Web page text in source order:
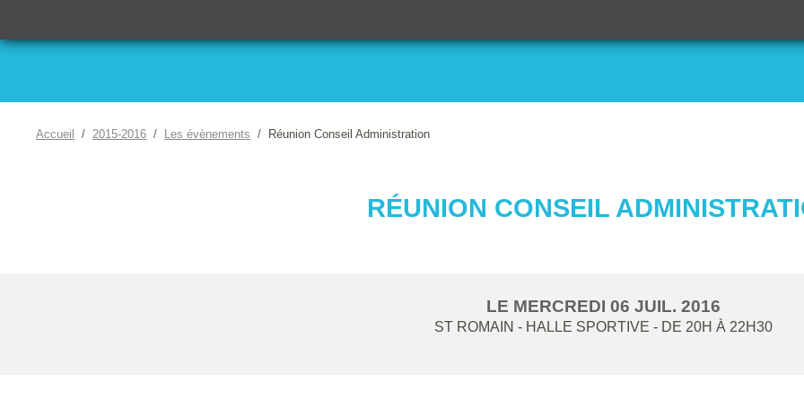
Accueil 2015-2016 Les évènements Réunion Conseil Administration
RÉUNION CONSEIL
LE MERCREDI 06 JUIL. 2016
ST ROMAIN - HALLE SPORTIVE - DE 20H À 22H30